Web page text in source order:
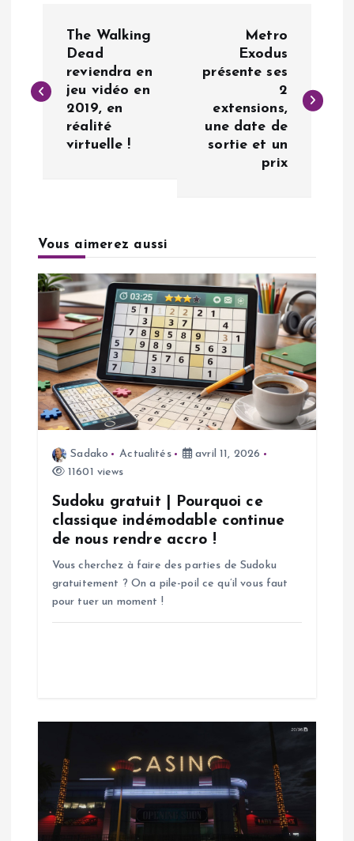
v
t
o
n
d
c
The Walking
Dead
reviendra en
jeu vidéo en
2019, en
réalité
virtuelle !
Metro
Exodus
présente ses
2
extensions,
une date de
sortie et un
prix
Vous aimerez aussi
Sadako Actualités
avril 11, 2026
11601 views
Sudoku gratuit | Pourquoi ce
classique indémodable continue
de nous rendre accro !
Vous cherchez à faire des parties de Sudoku
gratuitement ? On a pile-poil ce qu’il vous faut
pour tuer un moment !